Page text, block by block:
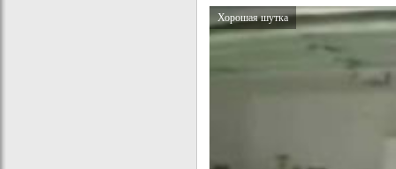
Хорошая шутка